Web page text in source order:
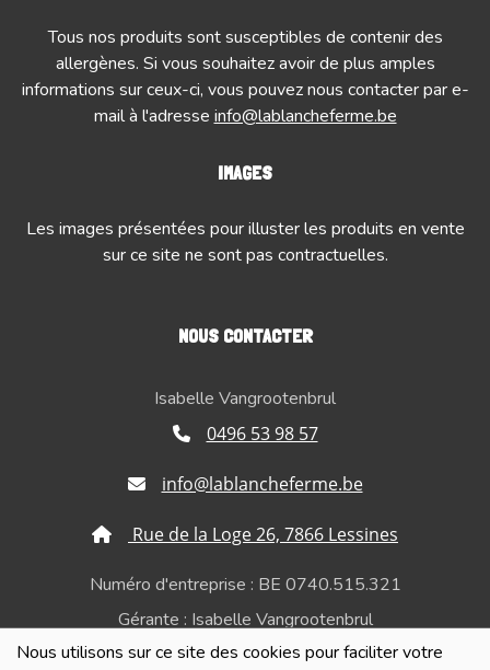
Nous utilisons sur ce site des cookies pour faciliter votre
Tous nos produits sont susceptibles de contenir des
allergènes. Si vous souhaitez avoir de plus amples
informations sur ceux-ci, vous pouvez nous contacter par e-
mail à l'adresse info@lablancheferme.be
IMAGES
Les images présentées pour illuster les produits en vente
sur ce site ne sont pas contractuelles.
NOUS CONTACTER
Isabelle Vangrootenbrul
0496 53 98 57
info@lablancheferme.be
Rue de la Loge 26, 7866 Lessines
Numéro d'entreprise : BE 0740.515.321
Gérante : Isabelle Vangrootenbrul